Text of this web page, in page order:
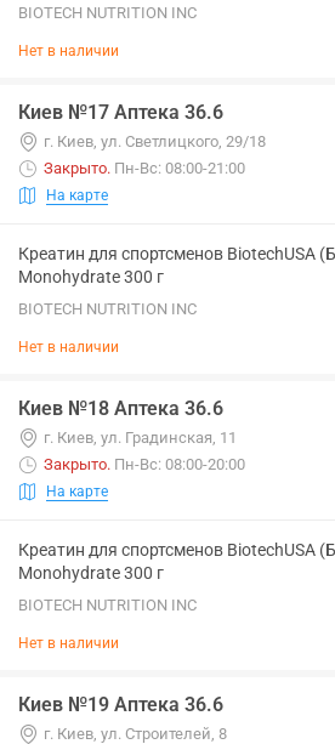
BIOTECH NUTRITION INC
Нет в наличии
Киев №17 Аптека 36.6
г. Киев, ул. Светлицкого, 29/18
Закрыто. Пн-Вс: 08:00-21:00
На карте
Креатин для спортсменов BiotechUSA
Monohydrate 300 г
BIOTECH NUTRITION INC
Нет в наличии
Киев №18 Аптека 36.6
г. Киев, ул. Градинская, 11
Закрыто. Пн-Вс: 08:00-20:00
На карте
Креатин для спортсменов BiotechUSA
Monohydrate 300 г
BIOTECH NUTRITION INC
Нет в наличии
Киев №19 Аптека 36.6
г. Киев, ул. Строителей, 8